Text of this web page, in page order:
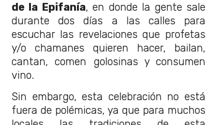
de la Epifanía, en donde la gente sale
durante dos días a las calles para
escuchar las revelaciones que profetas
y/o chamanes quieren hacer, bailan,
cantan, comen golosinas y consumen
vino.
Sin embargo, esta celebración no está
fuera de polémicas, ya que para muchos